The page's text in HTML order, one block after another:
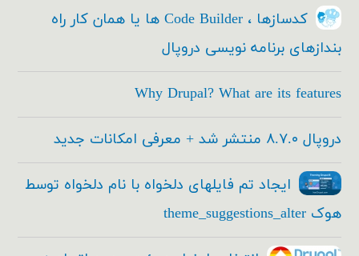
کدسازها ، Code Builder ها یا همان کار راه
بندازهای برنامه نویسی دروپال
Why Drupal? What are its features
دروپال ۸.۷.۰ منتشر شد + معرفی امکانات جدید
ایجاد تم فایلهای دلخواه با نام دلخواه توسط
هوک theme_suggestions_alter